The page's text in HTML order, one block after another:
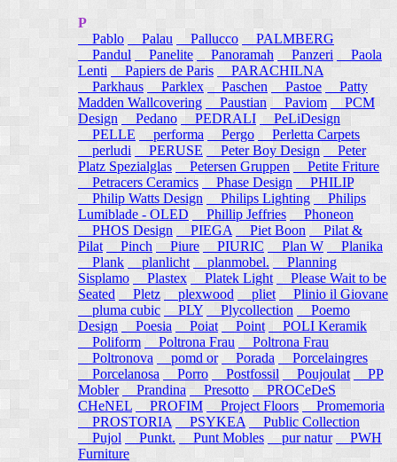
P
Pablo
Palau Pallucco
PALMBERG
Pandul
Panelite Panoramah Panzeri
Paola
Lenti
Papiers de Paris
PARACHILNA
Parkhaus
Parklex Paschen Pastoe
Patty
Madden Wallcovering
Paustian Paviom
PCM
Design
Pedano PEDRALI
PeLiDesign
PELLE
performa Pergo
Perletta Carpets
perludi
PERUSE Peter Boy Design
Peter
Platz Spezialglas
Petersen Gruppen
Petite Friture
Petracers Ceramics
Phase Design
PHILIP
Philip Watts Design
Philips Lighting
Philips
Lumiblade - OLED
Phillip Jeffries
Phoneon
PHOS Design
PIEGA Piet Boon
Pilat &
Pilat
Pinch Piure PIURIC Plan W
Planika
Plank
planlicht planmobel. Planning
Sisplamo
Plastex Platek Light
Please Wait to be
Seated
Pletz plexwood pliet
Plinio il Giovane
pluma cubic
PLY Plycollection
Poemo
Design
Poesia Poiat Point
POLI Keramik
Poliform
Poltrona Frau
Poltrona Frau
Poltronova
pomd or Porada
Porcelaingres
Porcelanosa
Porro Postfossil Poujoulat
PP
Mobler
Prandina Presotto
PROCeDeS
CHeNEL
PROFIM Project Floors
Promemoria
PROSTORIA
PSYKEA
Public Collection
Pujol
Punkt. Punt Mobles pur natur
PWH
Furniture